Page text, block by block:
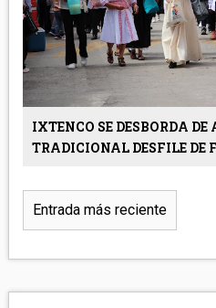
IXTENCO SE DESBORDA
TRADICIONAL DESFILE DE
Entrada más reciente